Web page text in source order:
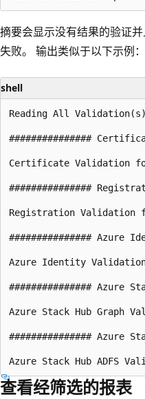
摘要会显示没有结果的验证
失败。 输出类似于以下示例：
shell
Reading All Validation(s)
###############
Certificate Validation
###############
Registration Validation
############### Azure
Azure Identity
############### Azure
Azure Stack Hub Graph
############### Azure
查看经筛选的报表